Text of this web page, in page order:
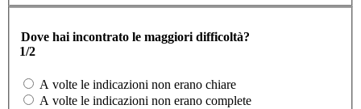
Dove hai incontrato le maggiori difficoltà?
1/2
A volte le indicazioni non erano chiare
A volte le indicazioni non erano complete